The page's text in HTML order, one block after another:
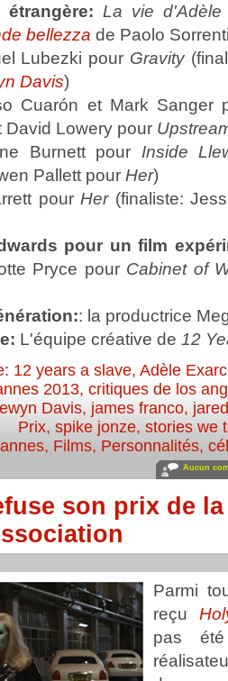
La vie d'Adèle
bellezza de Paolo
Lubezki pour Gravity
Davis)
Cuarón et Mark Sanger
David Lowery pour
Burnett pour Inside
Pallett pour Her)
pourHer(finaliste:
pour un film
Pryce pour Cabinet of
: la productrice
L'équipe créative de 12
12 years a slave, Adèle
2013,critiques de los
Davis, james franco,
Prix,spike jonze,stories we
, Films, Personnalités,
Aucun
son prix de
Parmi
reçu
pas